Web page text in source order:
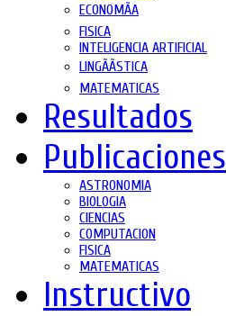
ECONOMÃA
FISICA
INTELIGENCIA ARTIFICIAL
LINGÃÃSTICA
MATEMATICAS
Resultados
Publicaciones
ASTRONOMIA
BIOLOGIA
CIENCIAS
COMPUTACION
FISICA
MATEMATICAS
Instructivo